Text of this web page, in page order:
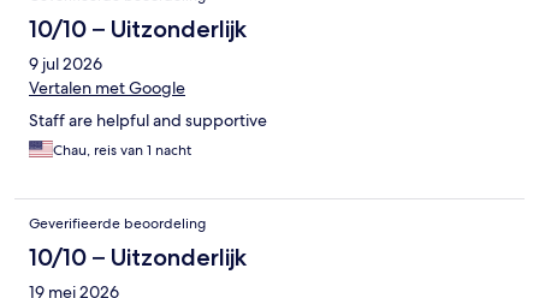
10/10 – Uitzonderlijk
9 jul 2026
Vertalen met Google
Staff are helpful and supportive
Chau, reis van 1 nacht
Geverifieerde beoordeling
10/10 – Uitzonderlijk
19 mei 2026